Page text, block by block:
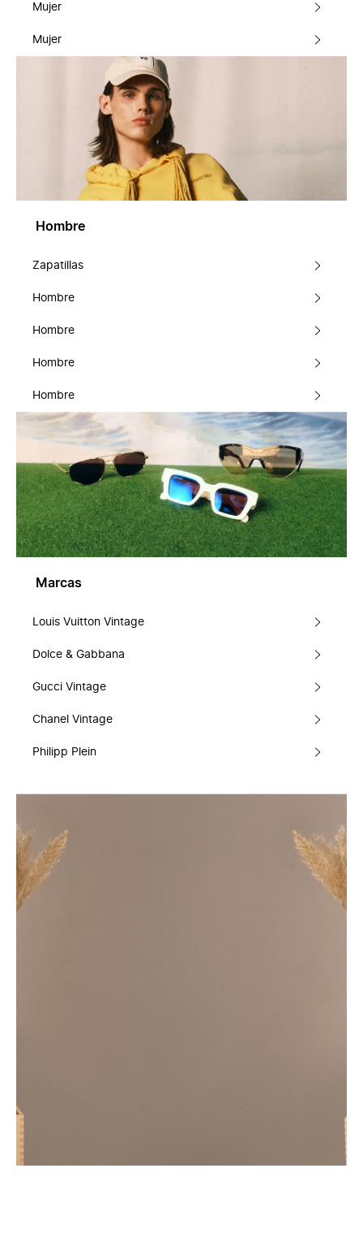
Mujer
Mujer
Hombre
Zapatillas
Hombre
Hombre
Hombre
Hombre
Marcas
Louis Vuitton Vintage
Dolce & Gabbana
Gucci Vintage
Chanel Vintage
Philipp Plein